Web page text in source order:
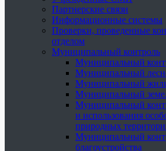
Партнерские связи
Информационные системы
Проверки, проведенные
отделом
Муниципальный контроль
Муниципальный
Муниципальный
Муниципальный
Муниципальный
Муниципальный
и использования
природных
Муниципальный
благоустройства